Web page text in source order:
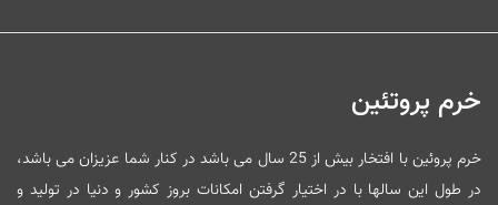
خرم پروتئین
خرم پروئین با افتخار بیش از 25 سال می باشد در کنار شما عزیزان می باشد،
در طول این سالها با در اختیار گرفتن امکانات بروز کشور و دنیا در تولید و